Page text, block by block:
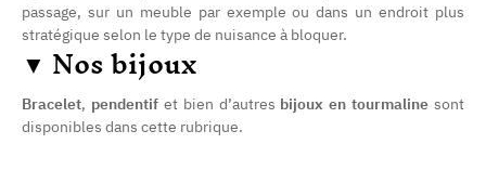
passage, sur un meuble par exemple ou dans un endroit plus
stratégique selon le type de nuisance à bloquer.
▼ Nos bijoux
Bracelet, pendentifet bien d’autres bijoux en tourmaline sont
disponibles dans cette rubrique.